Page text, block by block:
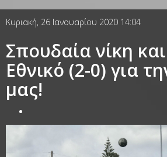
Κυριακή, 26 Ιανουαρίου 2020 14:04
Σπουδαία νίκη
Εθνικό (2-0) για
μας!